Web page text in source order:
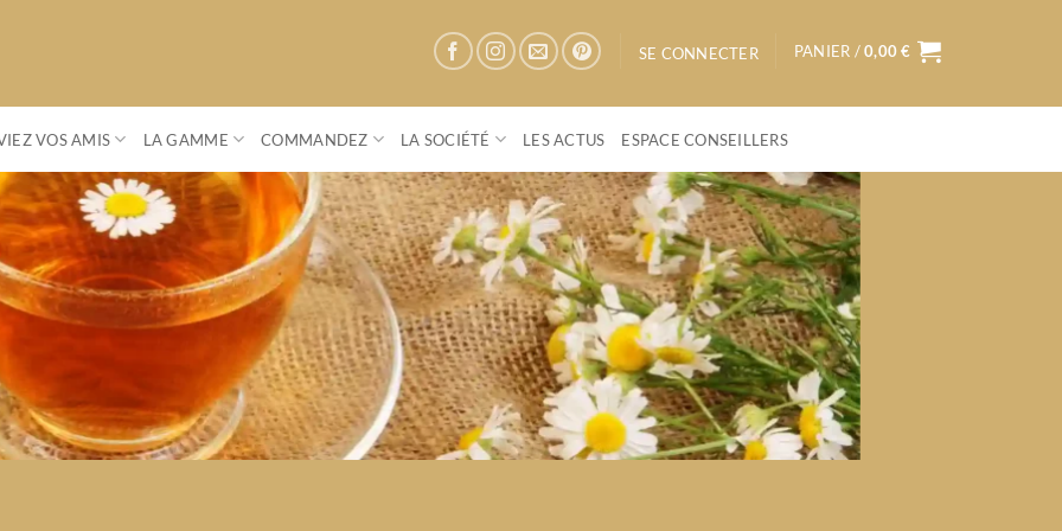
SE CONNECTER PANIER /0,00€
VOS AMIS LA GAMME COMMANDEZ LA SOCIÉTÉ LES ACTUS ESPACE CONSEILLERS
Parenthese Café
Conviez vos amis à une vente privée